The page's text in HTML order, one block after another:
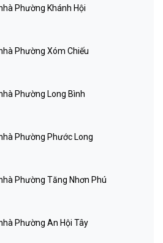
Phường Khánh Hội
Phường Xóm Chiếu
Phường Long Bình
Phường Phước Long
Phường Tăng Nhơn Phú
Phường An Hội Tây